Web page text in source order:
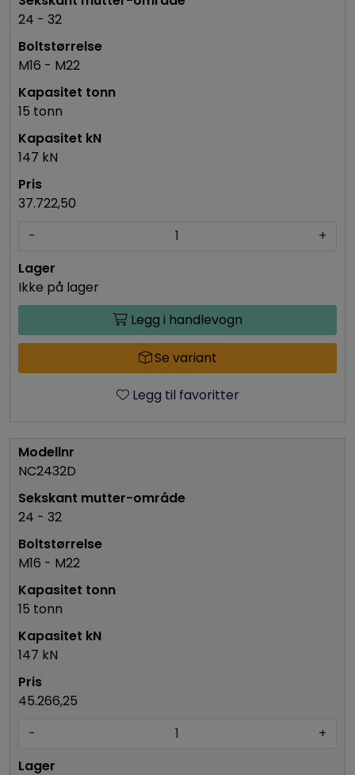
24 - 32
M16 - M22
15 tonn
147 kN
37.722,50
-
+
Ikke på lager
Legg i handlevogn
Se variant
Legg til favoritter
NC2432D
24 - 32
M16 - M22
15 tonn
147 kN
45.266,25
-
+